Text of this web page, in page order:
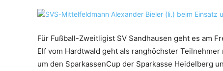
Für Fußball-Zweitligist SV Sandhausen geht es am
Elf vom Hardtwald geht als ranghöchster
um den SparkassenCup der Sparkasse Heidelberg